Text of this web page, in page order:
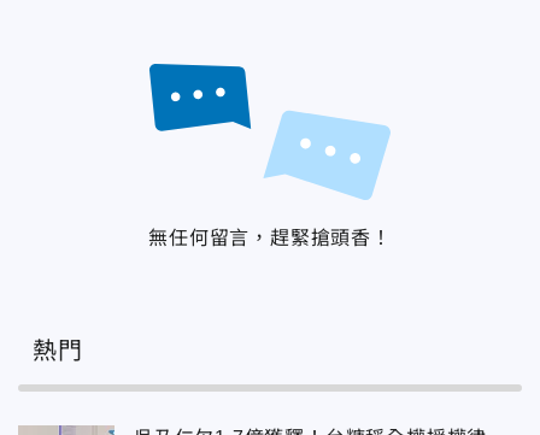
無任何留言，趕緊搶頭香！
熱門